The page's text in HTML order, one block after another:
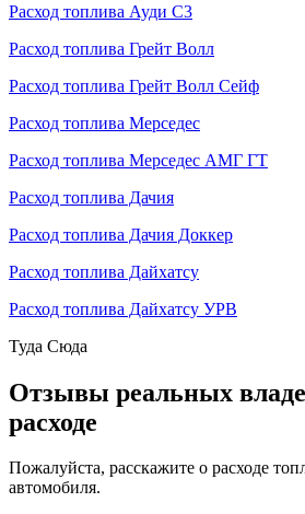
Расход топлива Ауди С3
Расход топлива Грейт Волл
Расход топлива Грейт Волл Сейф
Расход топлива Мерседес
Расход топлива Мерседес АМГ ГТ
Расход топлива Дачия
Расход топлива Дачия Доккер
Расход топлива Дайхатсу
Расход топлива Дайхатсу УРВ
Туда Сюда
Отзывы реальных
расходе
Пожалуйста, расскажите о расходе
автомобиля.